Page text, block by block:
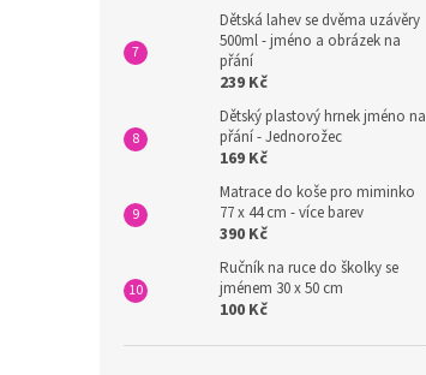
Dětská lahev se dvěma uzávěry
500ml - jméno a obrázek na
přání
239 Kč
Dětský plastový hrnek jméno na
přání - Jednorožec
169 Kč
Matrace do koše pro miminko
77 x 44 cm - více barev
390 Kč
Ručník na ruce do školky se
jménem 30 x 50 cm
100 Kč